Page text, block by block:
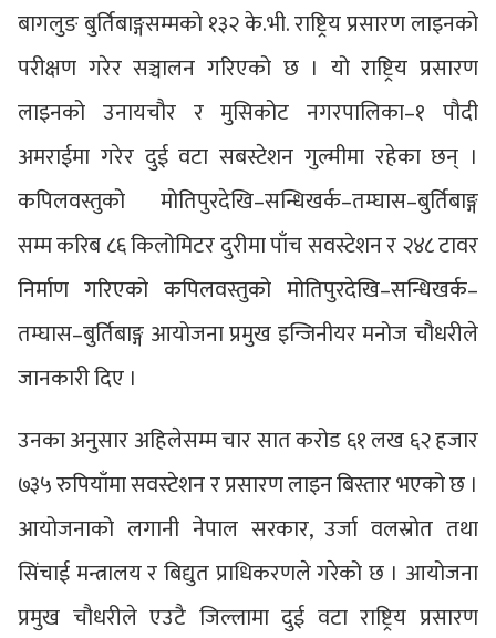
बागलुङ बुर्तिबाङ्गसम्मको १३२ के.भी. राष्ट्रिय प्रसारण लाइनको
परीक्षण गरेर सञ्चालन गरिएको छ । यो राष्ट्रिय प्रसारण
लाइनको उनायचौर र मुसिकोट नगरपालिका–१ पौदी
अमराईमा गरेर दुई वटा सबस्टेशन गुल्मीमा रहेका छन् ।
कपिलवस्तुको मोतिपुरदेखि–सन्धिखर्क–तम्घास–बुर्तिबाङ्ग
सम्म करिब ८६ किलोमिटर दुरीमा पाँच सवस्टेशन र २४८ टावर
निर्माण गरिएको कपिलवस्तुको मोतिपुरदेखि–सन्धिखर्क–
तम्घास–बुर्तिबाङ्ग आयोजना प्रमुख इन्जिनीयर मनोज चौधरीले
जानकारी दिए ।
उनका अनुसार अहिलेसम्म चार सात करोड ६१ लख ६२ हजार
७३५ रुपियाँमा सवस्टेशन र प्रसारण लाइन बिस्तार भएको छ ।
आयोजनाको लगानी नेपाल सरकार, उर्जा वलस्रोत तथा
सिंचाई मन्त्रालय र बिद्युत प्राधिकरणले गरेको छ । आयोजना
प्रमुख चौधरीले एउटै जिल्लामा दुई वटा राष्ट्रिय प्रसारण